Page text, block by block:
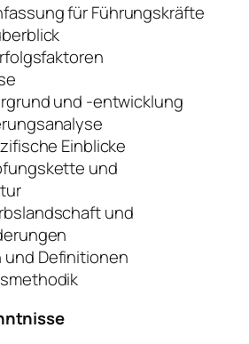
für Führungskräfte
und -entwicklung
Einblicke
und
und
und Definitionen